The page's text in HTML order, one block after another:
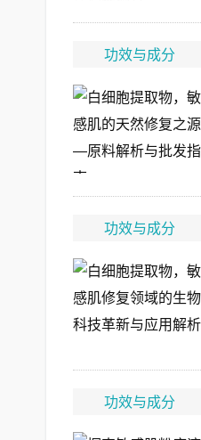
功效与成分
功效与成分
功效与成分